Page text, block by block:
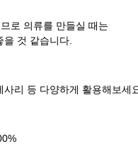
로 의류를 만들실 때는
것 같습니다.
리 등 다양하게 활용해보세